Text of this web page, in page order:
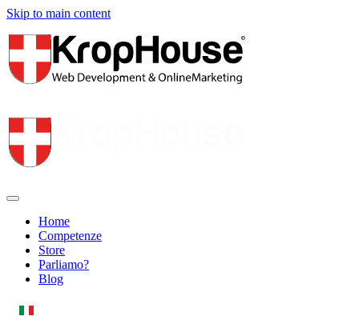
Skip to main content
Home
Competenze
Store
Parliamo?
Blog